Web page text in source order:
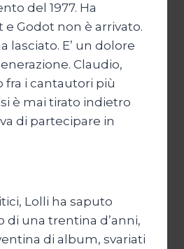
del 1977. Ha
Godot non è arrivato.
lasciato. E’ un dolore
Claudio,
fra i cantautori più
è mai tirato indietro
di partecipare in
Lolli ha saputo
di una trentina d’anni,
di album, svariati